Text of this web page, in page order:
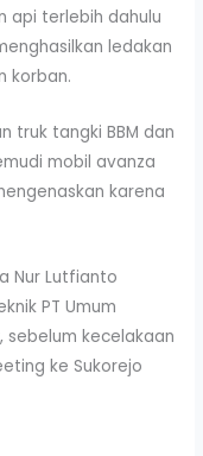
api terlebih dahulu
ledakan
korban.
truk tangki BBM dan
mobil avanza
karena
Nur Lutfianto
PT Umum
sebelum kecelakaan
ke Sukorejo